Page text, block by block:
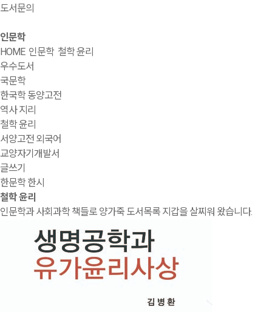
도서문의
인문학
HOME 인문학 철학 윤리
우수도서
국문학
한국학 동양고전
역사 지리
철학 윤리
서양고전 외국어
교양자기개발서
글쓰기
한문학 한시
철학 윤리
인문학과 사회과학 책들로 양가죽 도서목록 지갑을 살찌워 왔습니다.